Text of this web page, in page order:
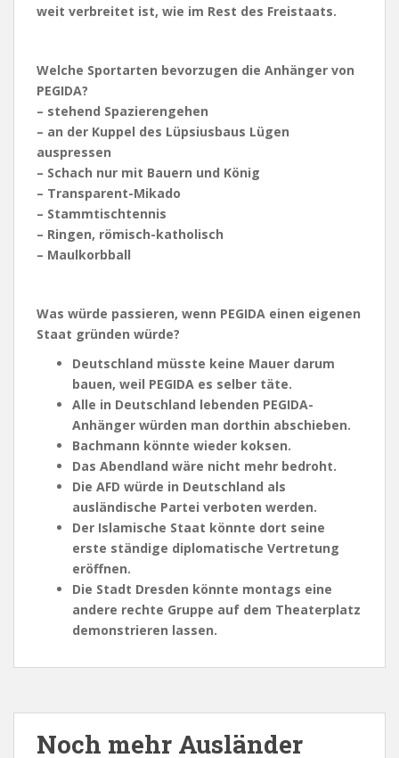
weit verbreitet ist, wie im Rest des Freistaats.
Welche Sportarten bevorzugen die Anhänger von
PEGIDA?
– stehend Spazierengehen
– an der Kuppel des Lüpsiusbaus Lügen
auspressen
– Schach nur mit Bauern und König
– Transparent-Mikado
– Stammtischtennis
– Ringen, römisch-katholisch
– Maulkorbball
Was würde passieren, wenn PEGIDA einen eigenen
Staat gründen würde?
Deutschland müsste keine Mauer darum
bauen, weil PEGIDA es selber täte.
Alle in Deutschland lebenden PEGIDA-
Anhänger würden man dorthin abschieben.
Bachmann könnte wieder koksen.
Das Abendland wäre nicht mehr bedroht.
Die AFD würde in Deutschland als
ausländische Partei verboten werden.
Der Islamische Staat könnte dort seine
erste ständige diplomatische Vertretung
eröffnen.
Die Stadt Dresden könnte montags eine
andere rechte Gruppe auf dem Theaterplatz
demonstrieren lassen.
Noch mehr Ausländer